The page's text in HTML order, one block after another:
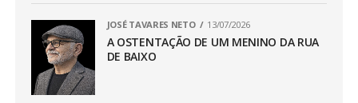
JOSÉ TAVARES NETO 13/07/2026
A OSTENTAÇÃO DE UM MENINO DA RUA
DE BAIXO